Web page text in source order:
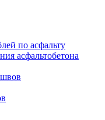
по асфальту
асфальтобетона